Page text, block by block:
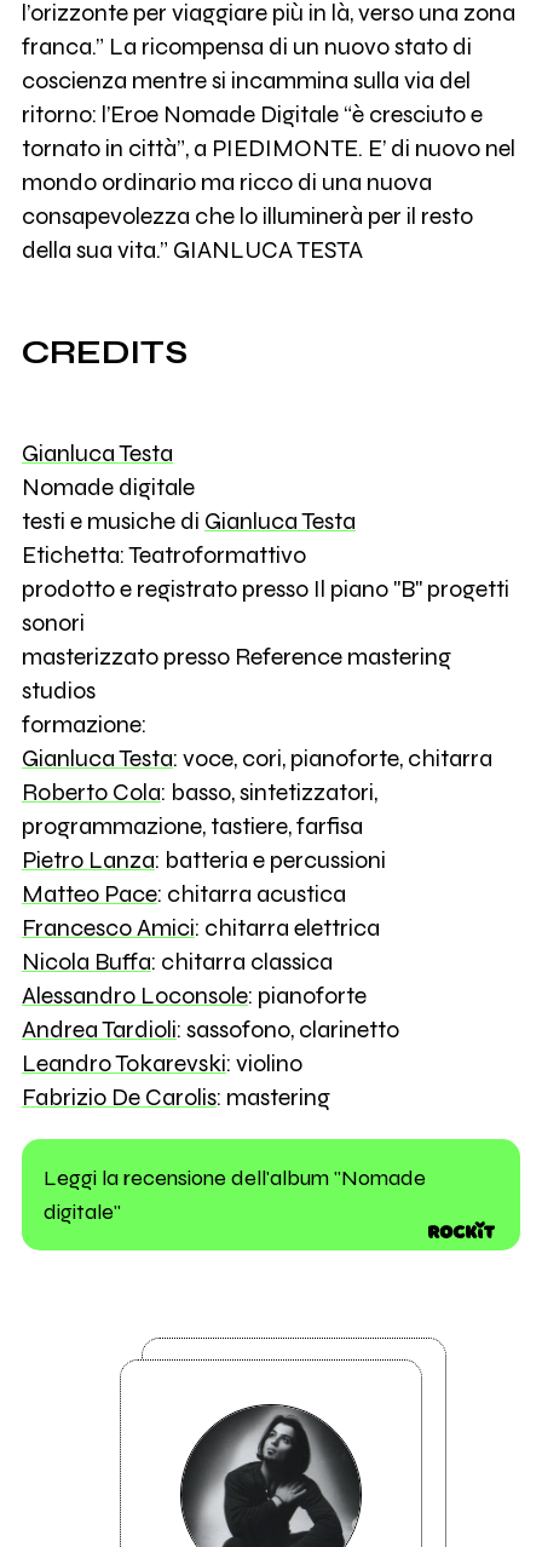
l’orizzonte per viaggiare più in là, verso una zona
franca.” La ricompensa di un nuovo stato di
coscienza mentre si incammina sulla via del
ritorno: l’Eroe Nomade Digitale “è cresciuto e
tornato in città”, a PIEDIMONTE. E’ di nuovo nel
mondo ordinario ma ricco di una nuova
consapevolezza che lo illuminerà per il resto
della sua vita.” GIANLUCA TESTA
CREDITS
Gianluca Testa
Nomade digitale
testi e musiche di Gianluca Testa
Etichetta: Teatroformattivo
prodotto e registrato presso Il piano "B" progetti
sonori
masterizzato presso Reference mastering
studios
formazione:
Gianluca Testa: voce, cori, pianoforte, chitarra
Roberto Cola: basso, sintetizzatori,
programmazione, tastiere, farfisa
Pietro Lanza: batteria e percussioni
Matteo Pace: chitarra acustica
Francesco Amici: chitarra elettrica
Nicola Buffa: chitarra classica
Alessandro Loconsole: pianoforte
Andrea Tardioli: sassofono, clarinetto
Leandro Tokarevski: violino
Fabrizio De Carolis: mastering
Leggi la recensione dell'album "Nomade
digitale"